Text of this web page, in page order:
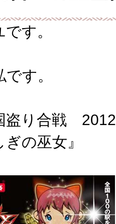
す。
す。
盗り合戦
の巫女』